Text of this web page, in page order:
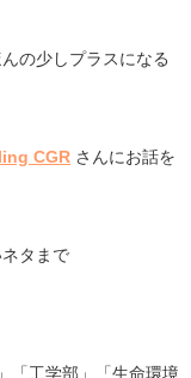
の少しプラスになる
CGR さんにお話を
タまで
「工学部」「生命環境